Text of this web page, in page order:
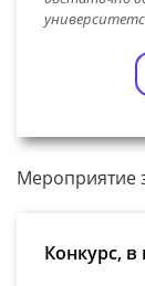
Мероприятие
Конкурс, в